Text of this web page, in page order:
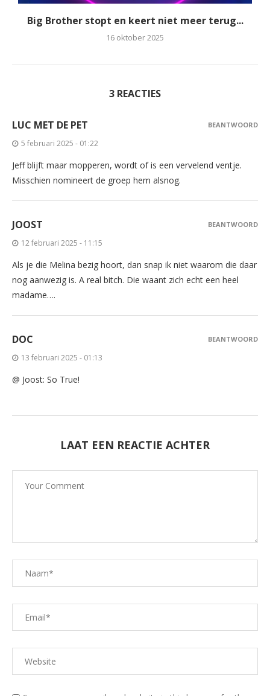
Big Brother stopt en keert niet meer terug...
16 oktober 2025
3 REACTIES
LUC MET DE PET
5 februari 2025 - 01:22
Jeff blijft maar mopperen, wordt of is een vervelend ventje.
Misschien nomineert de groep hem alsnog.
BEANTWOORD
JOOST
12 februari 2025 - 11:15
Als je die Melina bezig hoort, dan snap ik niet waarom die daar
nog aanwezig is. A real bitch. Die waant zich echt een heel
madame….
BEANTWOORD
DOC
13 februari 2025 - 01:13
@ Joost: So True!
BEANTWOORD
LAAT EEN REACTIE ACHTER